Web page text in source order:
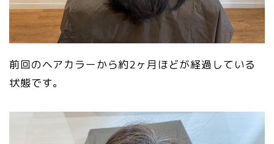
前回のヘアカラーから約2ヶ月ほどが経過している
状態です。